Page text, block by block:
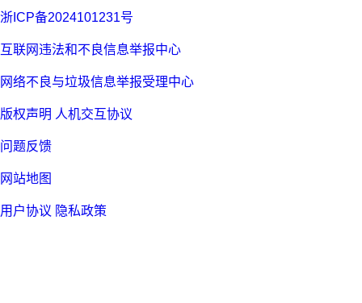
浙ICP备2024101231号
互联网违法和不良信息举报中心
网络不良与垃圾信息举报受理中心
版权声明 人机交互协议
问题反馈
网站地图
用户协议 隐私政策